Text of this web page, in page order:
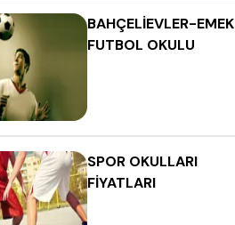
BAHÇELİEVLER-EMEK
FUTBOL OKULU
SPOR OKULLARI
FİYATLARI